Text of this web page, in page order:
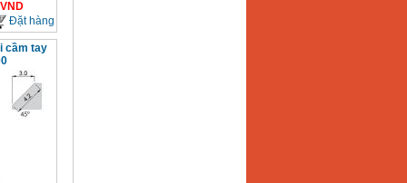
Đặt hàng
cầm tay